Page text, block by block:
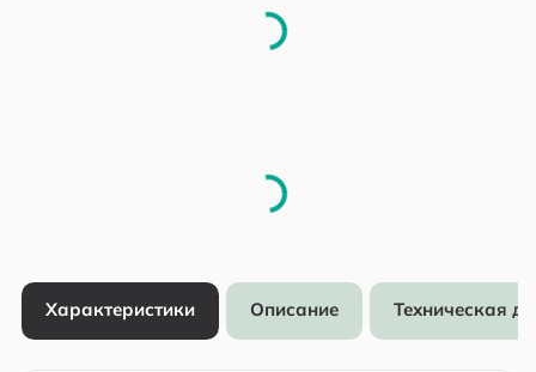
Характеристики Описание Техническая